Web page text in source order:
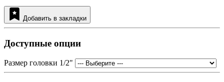
Добавить в закладки
Доступные опции
Размер головки 1/2"